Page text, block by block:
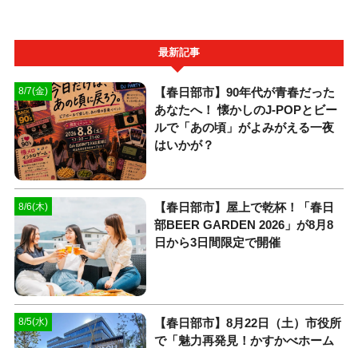
最新記事
8/7(金)
【春日部市】90年代が青春だった
あなたへ！ 懐かしのJ-POPとビー
ルで「あの頃」がよみがえる一夜
はいかが？
8/6(木)
【春日部市】屋上で乾杯！「春日
部BEER GARDEN 2026」が8月8
日から3日間限定で開催
8/5(水)
【春日部市】8月22日（土）市役所
で「魅力再発見！かすかべホーム